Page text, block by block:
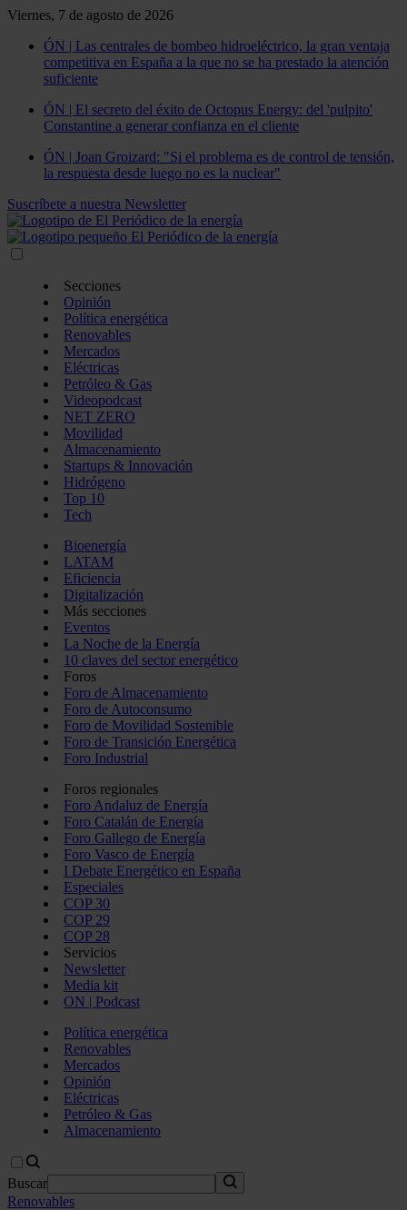
Viernes, 7 de agosto de 2026
ÓN | Las centrales de bombeo hidroeléctrico, la gran ventaja
competitiva en España a la que no se ha prestado la atención
suficiente
ÓN | El secreto del éxito de Octopus Energy: del 'pulpito'
Constantine a generar confianza en el cliente
ÓN | Joan Groizard: "Si el problema es de control de tensión,
la respuesta desde luego no es la nuclear"
Suscríbete a nuestra Newsletter
Secciones
Opinión
Política energética
Renovables
Mercados
Eléctricas
Petróleo & Gas
Videopodcast
NET ZERO
Movilidad
Almacenamiento
Startups & Innovación
Hidrógeno
Top 10
Tech
Bioenergía
LATAM
Eficiencia
Digitalización
Más secciones
Eventos
La Noche de la Energía
10 claves del sector energético
Foros
Foro de Almacenamiento
Foro de Autoconsumo
Foro de Movilidad Sostenible
Foro de Transición Energética
Foro Industrial
Foros regionales
Foro Andaluz de Energía
Foro Catalán de Energía
Foro Gallego de Energía
Foro Vasco de Energía
I Debate Energético en España
Especiales
COP 30
COP 29
COP 28
Servicios
Newsletter
Media kit
ON | Podcast
Política energética
Renovables
Mercados
Opinión
Eléctricas
Petróleo & Gas
Almacenamiento
Buscar
Renovables